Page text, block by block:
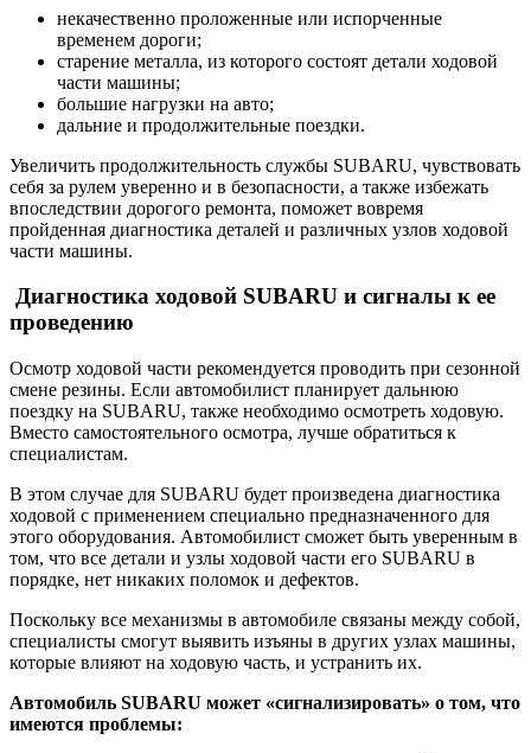
некачественно проложенные или испорченные
временем дороги;
старение металла, из которого состоят детали ходовой
части машины;
большие нагрузки на авто;
дальние и продолжительные поездки.
Увеличить продолжительность службы SUBARU, чувствовать
себя за рулем уверенно и в безопасности, а также избежать
впоследствии дорогого ремонта, поможет вовремя
пройденная диагностика деталей и различных узлов ходовой
части машины.
Диагностика ходовой SUBARU и сигналы к ее
проведению
Осмотр ходовой части рекомендуется проводить при сезонной
смене резины. Если автомобилист планирует дальнюю
поездку на SUBARU, также необходимо осмотреть ходовую.
Вместо самостоятельного осмотра, лучше обратиться к
специалистам.
В этом случае для SUBARU будет произведена диагностика
ходовой с применением специально предназначенного для
этого оборудования. Автомобилист сможет быть уверенным в
том, что все детали и узлы ходовой части его SUBARU в
порядке, нет никаких поломок и дефектов.
Поскольку все механизмы в автомобиле связаны между собой,
специалисты смогут выявить изъяны в других узлах машины,
которые влияют на ходовую часть, и устранить их.
Автомобиль SUBARU может «сигнализировать» о том, что
имеются проблемы: